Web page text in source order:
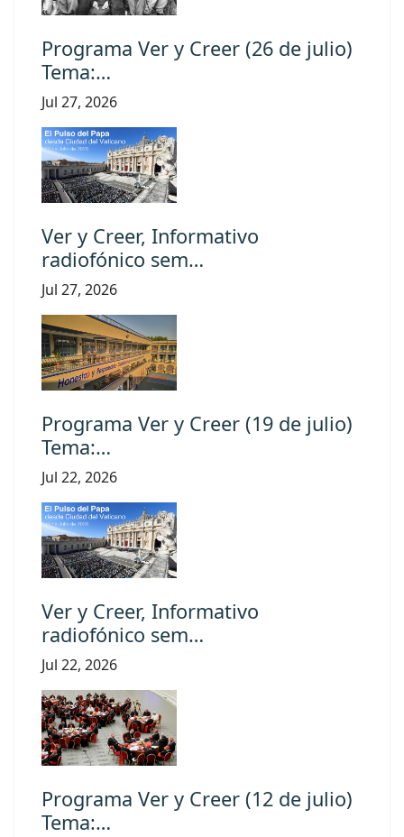
Programa Ver y Creer (26 de julio)
Tema:…
Jul 27, 2026
Ver y Creer, Informativo
radiofónico sem…
Jul 27, 2026
Programa Ver y Creer (19 de julio)
Tema:…
Jul 22, 2026
Ver y Creer, Informativo
radiofónico sem…
Jul 22, 2026
Programa Ver y Creer (12 de julio)
Tema:…